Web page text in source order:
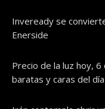
Inveready se
Enerside
Precio de la luz hoy,
baratas y caras del día